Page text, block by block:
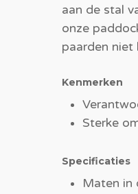
aan de stal
onze
paarden niet
Kenmerken
Sterke
Specificaties
Maten in